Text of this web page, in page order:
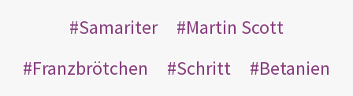
Samariter
Martin Scott
Franzbrötchen
Schritt
Betanien